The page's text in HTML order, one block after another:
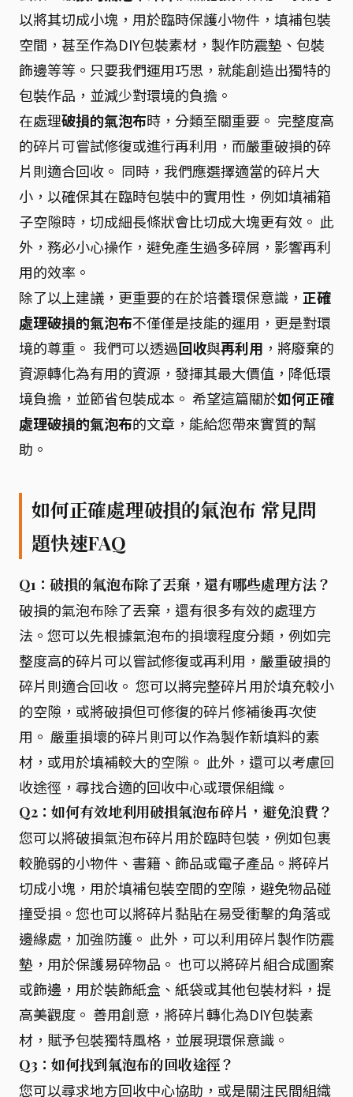
以將其切成小塊，用於臨時保護小物件，填補包裝
空間，甚至作為DIY包裝素材，製作防震墊、包裝
飾邊等等。只要我們運用巧思，就能創造出獨特的
包裝作品，並減少對環境的負擔。
在處理破損的氣泡布時，分類至關重要。 完整度高
的碎片可嘗試修復或進行再利用，而嚴重破損的碎
片則適合回收。 同時，我們應選擇適當的碎片大
小，以確保其在臨時包裝中的實用性，例如填補箱
子空隙時，切成細長條狀會比切成大塊更有效。 此
外，務必小心操作，避免產生過多碎屑，影響再利
用的效率。
除了以上建議，更重要的在於培養環保意識， 正確
處理破損的氣泡布不僅僅是技能的運用，更是對環
境的尊重。 我們可以透過回收與再利用 ，將廢棄的
資源轉化為有用的資源，發揮其最大價值，降低環
境負擔，並節省包裝成本。 希望這篇關於如何正確
處理破損的氣泡布的文章，能給您帶來實質的幫
助。
如何正確處理破損的氣泡布 常見問
題快速FAQ
Q1：破損的氣泡布除了丟棄，還有哪些處理方法？
破損的氣泡布除了丟棄，還有很多有效的處理方
法。您可以先根據氣泡布的損壞程度分類，例如完
整度高的碎片可以嘗試修復或再利用，嚴重破損的
碎片則適合回收。 您可以將完整碎片用於填充較小
的空隙，或將破損但可修復的碎片修補後再次使
用。 嚴重損壞的碎片則可以作為製作新填料的素
材，或用於填補較大的空隙。 此外，還可以考慮回
收途徑，尋找合適的回收中心或環保組織。
Q2：如何有效地利用破損氣泡布碎片，避免浪費？
您可以將破損氣泡布碎片用於臨時包裝，例如包裹
較脆弱的小物件、書籍、飾品或電子產品。將碎片
切成小塊，用於填補包裝空間的空隙，避免物品碰
撞受損。您也可以將碎片黏貼在易受衝擊的角落或
邊緣處，加強防護。 此外，可以利用碎片製作防震
墊，用於保護易碎物品。 也可以將碎片組合成圖案
或飾邊，用於裝飾紙盒、紙袋或其他包裝材料，提
高美觀度。 善用創意，將碎片轉化為DIY包裝素
材，賦予包裝獨特風格，並展現環保意識。
Q3：如何找到氣泡布的回收途徑？
您可以尋求地方回收中心協助，或是關注民間組織